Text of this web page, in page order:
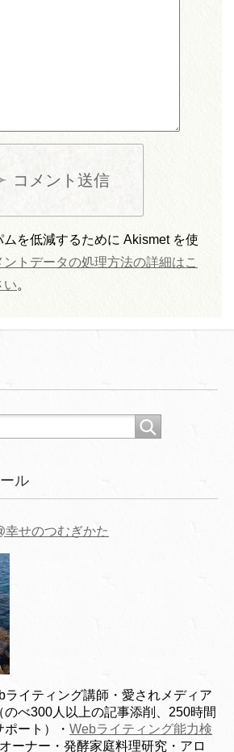
コメント送信
ムを低減するために Akismet を使
ントデータの処理方法の詳細はこ
い。
ル
幸せのつむぎかた
ライティング講師・愛されメディア
べ300人以上の記事添削、250時間
ート）・ Webライティング能力検
ーナー・発酵家庭料理研究・アロ